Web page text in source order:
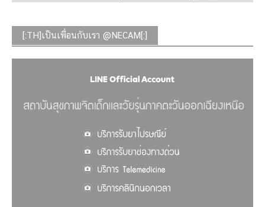
[:TH]เป็นเพื่อนกับเรา @NECAM[:]